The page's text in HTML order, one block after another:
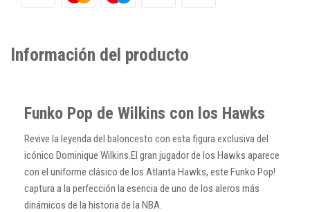
Información del producto
Funko Pop de Wilkins con los Hawks
Revive la leyenda del baloncesto con esta figura exclusiva del
icónico Dominique Wilkins.El gran jugador de los Hawks aparece
con el uniforme clásico de los Atlanta Hawks, este Funko Pop!
captura a la perfección la esencia de uno de los aleros más
dinámicos de la historia de la NBA.